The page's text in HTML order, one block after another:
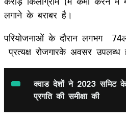
लगाने के बराबर है।
परियोजनाओं के दौरान लगभग 74
प्रत्यक्ष रोजगारके अवसर उपलब्ध
क्वाड देशों ने 2023 समिट
प्रगति की समीक्षा की